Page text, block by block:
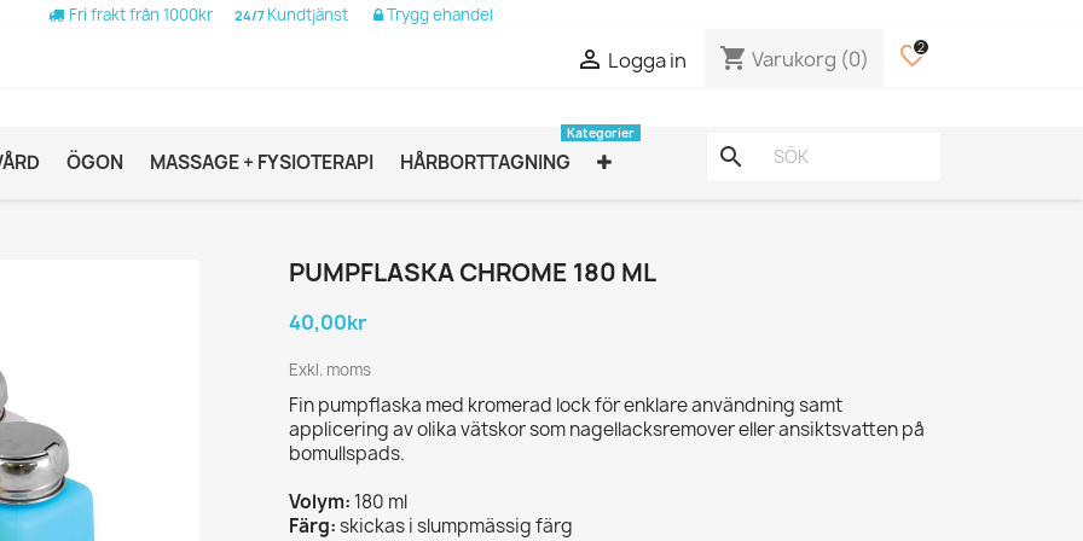
Fri frakt från 1000kr 24/7 Kundtjänst Trygg ehandel
 Logga in shopping_cart Varukorg (0) favorite_border
2
ÖGON MASSAGE + FYSIOTERAPI HÅRBORTTAGNING
Kategorier
search
PUMPFLASKA CHROME 180 ML
40,00kr
Exkl. moms
Fin pumpflaska med kromerad lock för enklare användning samt
applicering av olika vätskor som nagellacksremover eller ansiktsvatten på
bomullspads.
Volym: 180 ml
Färg:skickas i slumpmässig färg